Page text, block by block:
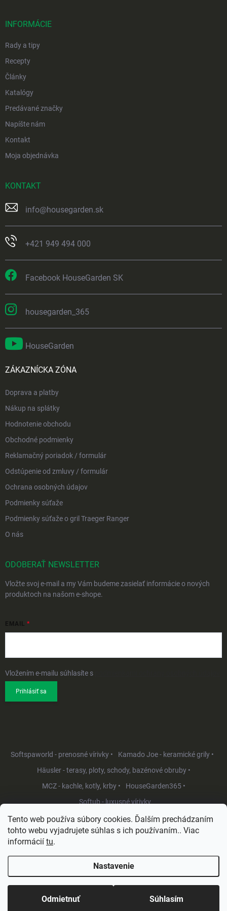
Tento web používa súbory cookies. Ďalším prechádzaním
tohto webu vyjadrujete súhlas s ich používaním.. Viac
informácií tu.
Nastavenie
Odmietnuť Súhlasím
INFORMÁCIE
Rady a tipy
Recepty
Články
Katalógy
Predávané značky
Napíšte nám
Kontakt
Moja objednávka
KONTAKT
info@housegarden.sk
+421 949 494 000
Facebook HouseGarden SK
housegarden_365
HouseGarden
ZÁKAZNÍCKA ZÓNA
Doprava a platby
Nákup na splátky
Hodnotenie obchodu
Obchodné podmienky
Reklamačný poriadok / formulár
Odstúpenie od zmluvy / formulár
Ochrana osobných údajov
Podmienky súťaže
Podmienky súťaže o gril Traeger Ranger
O nás
ODOBERAŤ NEWSLETTER
Vložte svoj e-mail a my Vám budeme zasielať informácie o nových
produktoch na našom e-shope.
EMAIL
Vložením e-mailu súhlasíte s
Prihlásiť sa
Softspaworld - prenosné vírivky •
Kamado Joe - keramické grily •
Häusler - terasy, ploty, schody, bazénové obruby •
MCZ - kachle, kotly, krby •
HouseGarden365 •
Softub - luxusné vírivky
Copyright 2026HouseGarden.sk. Všetky práva vyhradené.Upraviť